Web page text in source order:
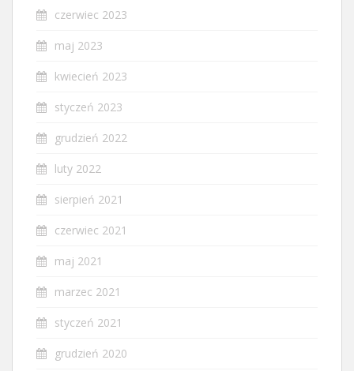
czerwiec 2023
maj 2023
kwiecień 2023
styczeń 2023
grudzień 2022
luty 2022
sierpień 2021
czerwiec 2021
maj 2021
marzec 2021
styczeń 2021
grudzień 2020